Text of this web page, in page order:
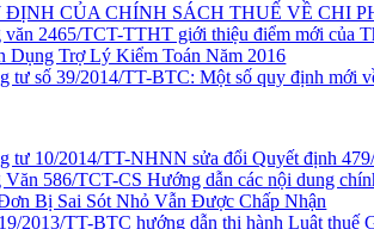
ĐỊNH CỦA CHÍNH SÁCH THUẾ VỀ CHI
văn 2465/TCT-TTHT giới thiệu điểm mới của
Dụng Trợ Lý Kiểm Toán Năm 2016
tư số 39/2014/TT-BTC: Một số quy định mới
tư 10/2014/TT-NHNN sửa đổi Quyết định
Văn 586/TCT-CS Hướng dẫn các nội dung
Bị Sai Sót Nhỏ Vẫn Được Chấp Nhận
2013/TT-BTC hướng dẫn thi hành Luật